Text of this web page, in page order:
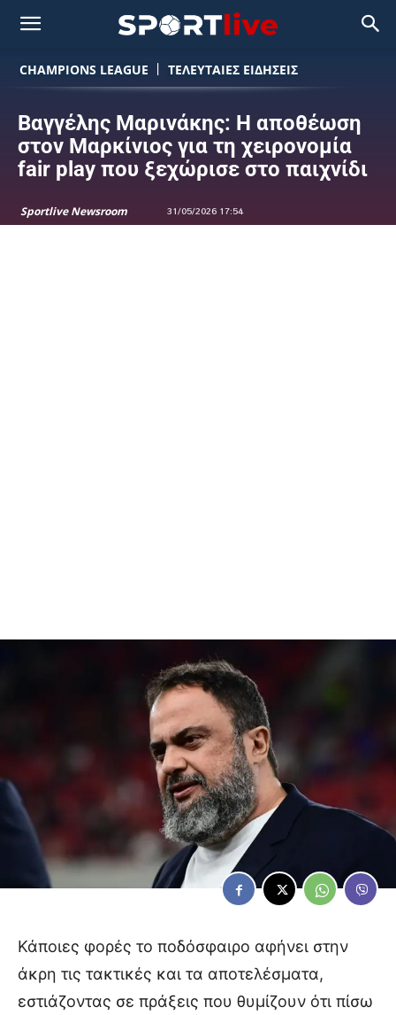
CHAMPIONS LEAGUE ΤΕΛΕΥΤΑΙΕΣ ΕΙΔΗΣΕΙΣ
Βαγγέλης Μαρινάκης: Η αποθέωση
στον Μαρκίνιος για τη χειρονομία
fair play που ξεχώρισε στο παιχνίδι
Sportlive Newsroom 31/05/2026 17:54
Κάποιες φορές το ποδόσφαιρο αφήνει στην
άκρη τις τακτικές και τα αποτελέσματα,
εστιάζοντας σε πράξεις που θυμίζουν ότι πίσω